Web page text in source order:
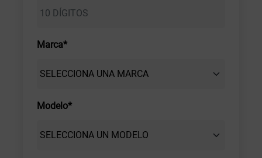
Marca*
Modelo*